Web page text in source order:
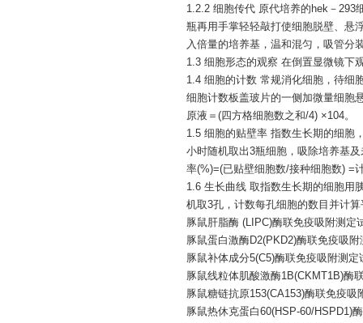
1.2.2 细胞传代 原代培养的hek－293
瓶再用手掌轻轻敲打使细胞脱壁、悬
入倍量的培养基，温和混匀，吸管分
1.3 细胞形态的观察 在倒置显微镜下
1.4 细胞的计数 常规消化细胞，待细
细胞计数板盖玻片的一侧加微量细胞
原液＝(四方格细胞数之和/4) ×104。
1.5 细胞的贴壁率 指数生长期的细胞
小时随机取出3瓶细胞，吸除培养基
率(%)=(已贴壁细胞数/接种细胞数) =
1.6 生长曲线 取指数生长期的细胞用
机取3孔，计数每孔细胞的数目并计
豚鼠肝脂酶 (LIPC)酶联免疫吸附测定
豚鼠蛋白激酶D2(PKD2)酶联免疫吸
豚鼠补体成分5(C5)酶联免疫吸附测定
豚鼠线粒体肌酸激酶1B(CKMT1B)酶
豚鼠糖链抗原153(CA153)酶联免疫吸
豚鼠热休克蛋白60(HSP-60/HSPD1)